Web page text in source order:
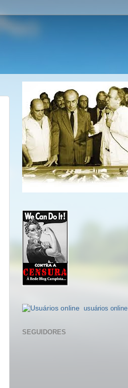
usuários online
SEGUIDORES